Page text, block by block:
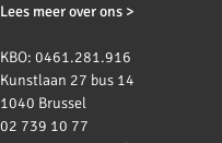
Lees meer over ons >
KBO: 0461.281.916
Kunstlaan 27 bus 14
1040 Brussel
02 739 10 77